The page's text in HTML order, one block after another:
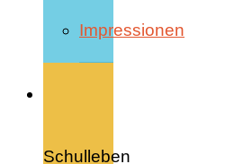
Impressionen
Schulleben